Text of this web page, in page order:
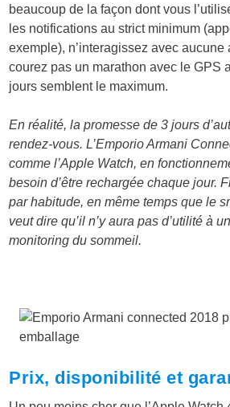
beaucoup de la façon dont vous
les notifications au strict minimum
exemple), n’interagissez avec aucune
courez pas un marathon avec le GPS
jours semblent le maximum.
En réalité, la promesse de 3 jours
rendez-vous. L’Emporio Armani
comme l’Apple Watch, en
besoin d’être rechargée chaque jour.
par habitude, en même temps que le
veut dire qu’il n’y aura pas d’utilité à
monitoring du sommeil.
Prix, disponibilité et